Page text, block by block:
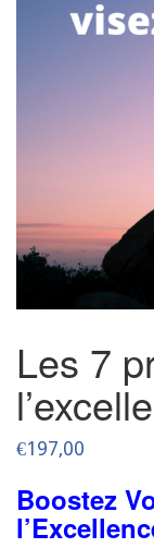
Les 7
€197,00
Boostez